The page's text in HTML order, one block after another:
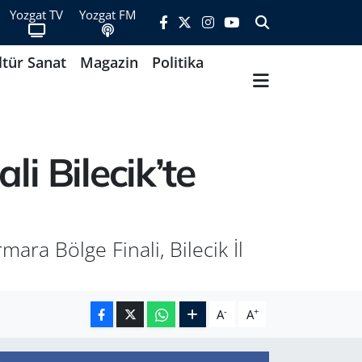
Yozgat TV Yozgat FM
Sanat Magazin
Politika
Bilecik’te
Bölge Finali, Bilecik İl
A- A+